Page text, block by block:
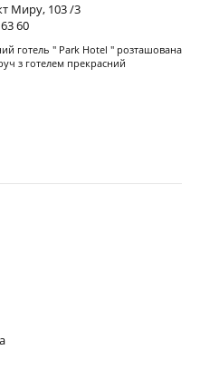
Миру, 103 /3
60
готель " Park Hotel " розташована
з готелем прекрасний